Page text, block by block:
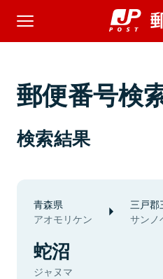
郵便番号検
検索結果
青森県
アオモリケン
三戸郡
サンノ
蛇沼
ジャヌマ